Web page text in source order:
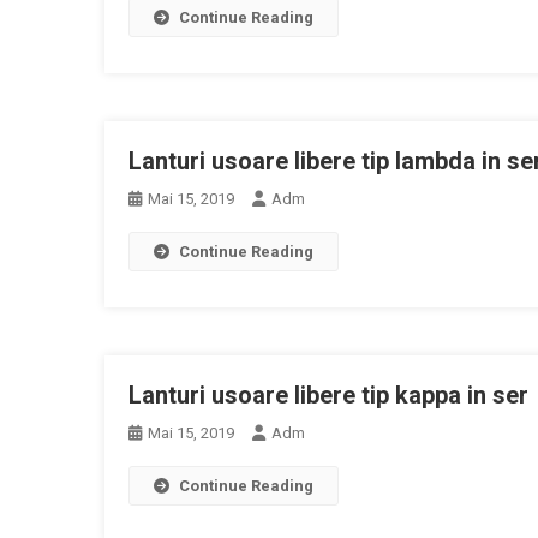
Continue Reading
Lanturi usoare libere tip lambda in
Mai 15, 2019 Adm
Continue Reading
Lanturi usoare libere tip kappa in ser
Mai 15, 2019 Adm
Continue Reading